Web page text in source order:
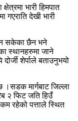
भारी हिमपात
देखी भारी
सकेका छैन भने
स्थानहरुमा जाने
शेर्पाले बताउनुभयो
।सडक मार्गबाट जिल्ला
२ फिट जति हिउँ
रहेको पत्ताले स्थित